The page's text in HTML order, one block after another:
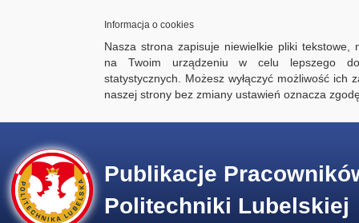
Informacja o cookies
Nasza strona zapisuje niewielkie pliki tekstowe,
na Twoim urządzeniu w celu lepszego
statystycznych. Możesz wyłączyć możliwość ich
naszej strony bez zmiany ustawień oznacza
Publikacje
Politechniki Lubelskiej